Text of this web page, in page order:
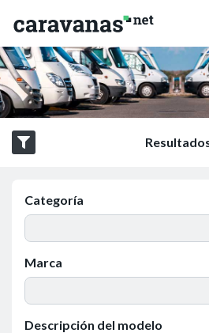
Categoría
Marca
Descripción del modelo